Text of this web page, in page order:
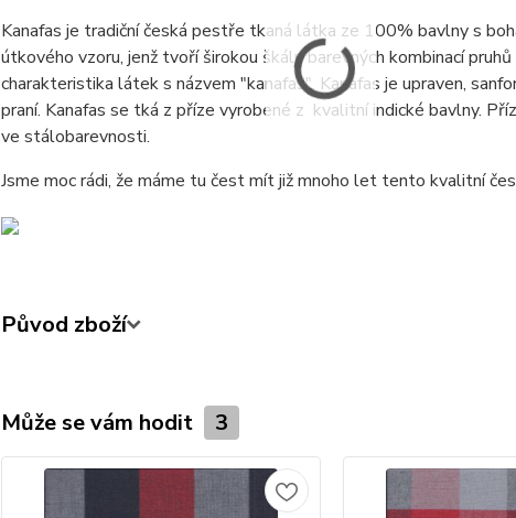
Kanafas je tradiční česká pestře tkaná látka ze 100% bavlny s
útkového vzoru, jenž tvoří širokou škálu barevných kombinací
charakteristika látek s názvem "kanafas". Kanafas je upraven,
praní. Kanafas se tká z příze vyrobené z kvalitní indické bavlny.
ve stálobarevnosti.
Jsme moc rádi, že máme tu čest mít již mnoho let tento kvalitní
Původ zboží
Může se vám hodit 3